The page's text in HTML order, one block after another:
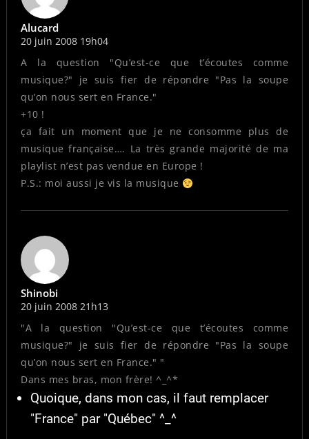
Alucard
20 juin 2008 19h04
A la question "Qu’est-ce que t’écoutes comme
musique?" je suis fier de répondre "Pas la soupe
qu’on nous sert en France."
+10 !
ça fait un moment que je ne consomme plus de
musique française…. La très grande majorité de ma
playlist n’est pas vendue en Europe !
P.S.: moi aussi je vis la musique
Shinobi
20 juin 2008 21h13
"A la question "Qu’est-ce que t’écoutes comme
musique?" je suis fier de répondre "Pas la soupe
qu’on nous sert en France." "
Dans mes bras, mon frère! ^_^*
Quoique, dans mon cas, il faut remplacer
"France" par "Québec" ^_^